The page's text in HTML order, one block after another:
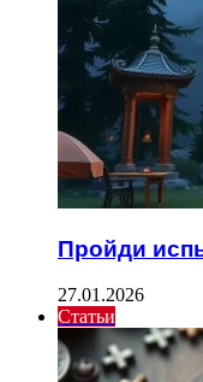
Пройди
27.01.2026
Статьи